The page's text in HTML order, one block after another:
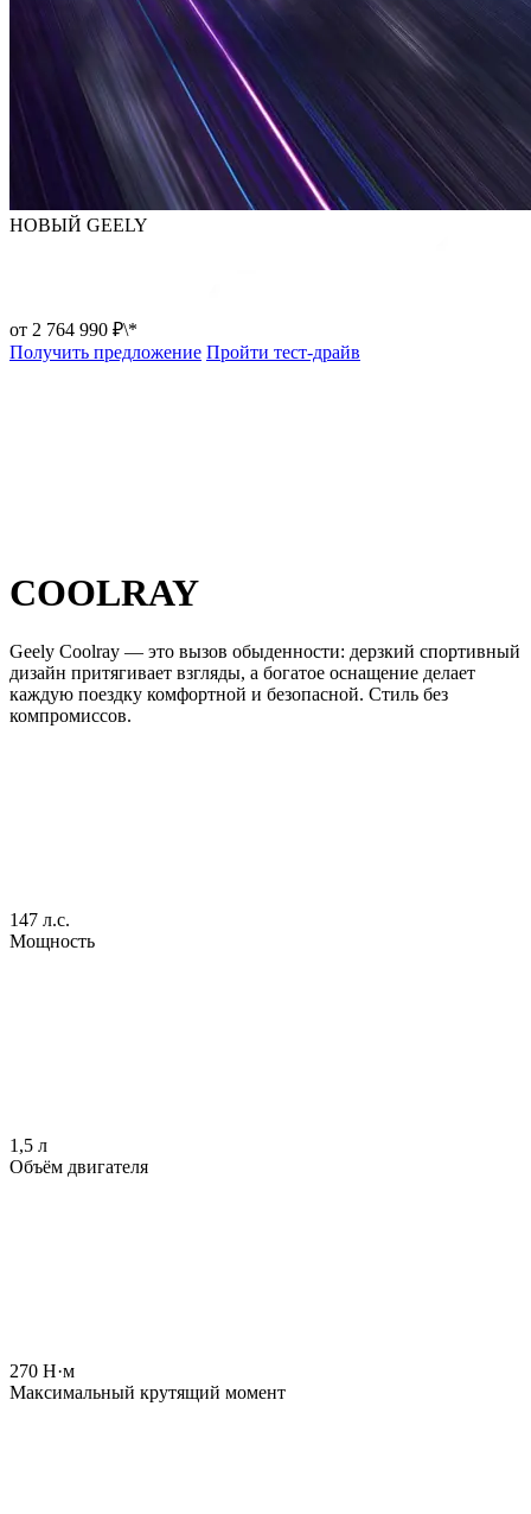
НОВЫЙ GEELY
от 2 764 990 ₽\*
Получить предложение Пройти тест-драйв
COOLRAY
Geely Coolray — это вызов обыденности: дерзкий спортивный
дизайн притягивает взгляды, а богатое оснащение делает
каждую поездку комфортной и безопасной. Стиль без
компромиссов.
147 л.с.
Мощность
1,5 л
Объём двигателя
270 Н·м
Максимальный крутящий момент